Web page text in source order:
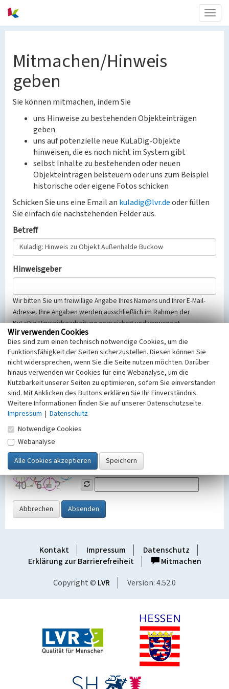
Mitmachen/Hinweis
geben
Sie können mitmachen, indem Sie
uns Hinweise zu bestehenden Objekteinträgen
geben
uns auf potenzielle neue KuLaDig-Objekte
hinweisen, die es noch nicht im System gibt
selbst Inhalte zu bestehenden oder neuen
Objekteinträgen beisteuern oder uns zum Beispiel
historische oder eigene Fotos schicken
Schicken Sie uns eine Email an kuladig@lvr.deoder füllen
Sie einfach die nachstehenden Felder aus.
Betreff
Hinweisgeber
Wir bitten Sie um freiwillige Angabe Ihres Namens und Ihrer E-Mail-
Adresse. Ihre Angaben werden ausschließlich im Rahmen der
KuLaDig-Hinweisbearbeitung gespeichert und verwendet.
Selbstverständlich werden diese entsprechend der Vorschriften des
Telemediengesetzes, des Datenschutzgesetzes NRW und der seit
dem 25.05.2018 gültigen Europäischen Datenschutzgrundverordnung
(EU-DSGVO) vertraulich behandelt, beachten Sie bitte unsere
Hinweise zumDatenschutz
Nachricht
SicherheitsabfrageTragen Sie unten das Rechenergebnis aus der
Grafik ein
Abbrechen Absenden
Kontakt Impressum
Datenschutz
Erklärung zur Barrierefreiheit
Mitmachen
Copyright © LVR Version: 4.52.0
Wir verwenden Cookies
Dies sind zum einen technisch notwendige Cookies, um die
Funktionsfähigkeit der Seiten sicherzustellen. Diesen können Sie
nicht widersprechen, wenn Sie die Seite nutzen möchten. Darüber
hinaus verwenden wir Cookies für eine Webanalyse, um die
Nutzbarkeit unserer Seiten zu optimieren, sofern Sie einverstanden
sind. Mit Anklicken des Buttons erklären Sie Ihr Einverständnis.
Weitere Informationen finden Sie auf unserer Datenschutzseite.
Impressum | Datenschutz
Notwendige Cookies
Webanalyse